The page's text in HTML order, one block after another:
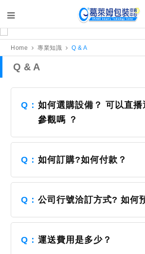
Home 專業知識 Q & A
Q & A
Q： 如何選購設備？ 可以直
參觀嗎 ？
Q： 如何訂購?如何付款？
Q： 公司行號洽訂方式? 如何
Q： 運送費用是多少？